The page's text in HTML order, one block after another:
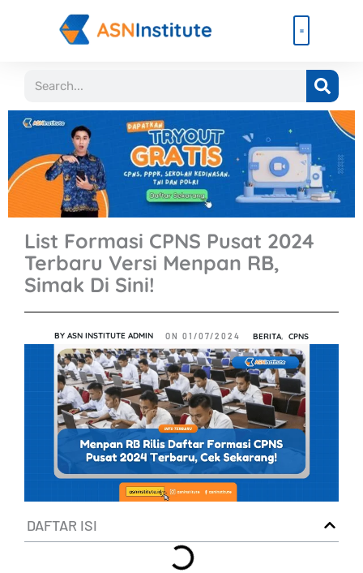
Search
List Formasi CPNS Pusat 2024
Terbaru Versi Menpan RB,
Simak Di Sini!
BY ASN INSTITUTE ADMIN ON 01/07/2024 BERITA, CPNS
DAFTAR ISI